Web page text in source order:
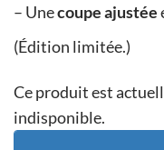
– Unecoupe ajustée
(Édition limitée.)
Ce produit est
indisponible.